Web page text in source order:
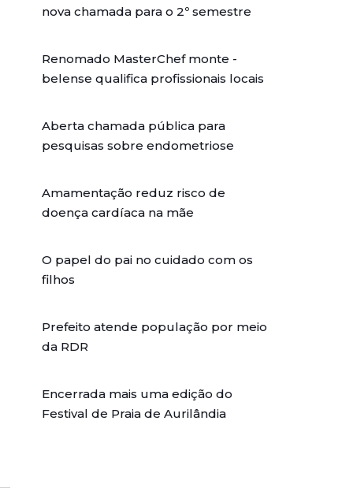
nova chamada para o 2º semestre
Renomado MasterChef monte -
belense qualifica profissionais locais
Aberta chamada pública para
pesquisas sobre endometriose
Amamentação reduz risco de
doença cardíaca na mãe
O papel do pai no cuidado com os
filhos
Prefeito atende população por meio
da RDR
Encerrada mais uma edição do
Festival de Praia de Aurilândia